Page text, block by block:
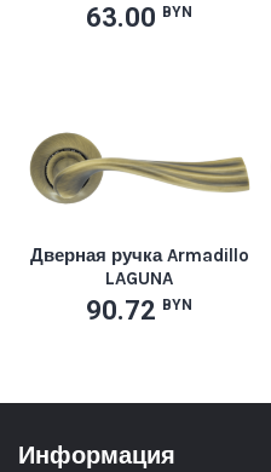
63.00 BYN
Дверная ручка Armadillo
LAGUNA
90.72 BYN
Информация